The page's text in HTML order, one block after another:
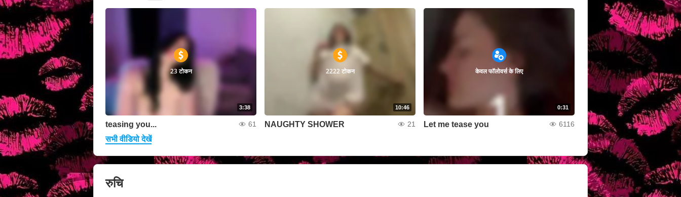
3:38
23 टोकन
teasing you... 61
10:46
2222 टोकन
NAUGHTY SHOWER 21
0:31
केवल फॉलोवर्स के लिए
Let me tease you 6116
सभी वीडियो देखें
रुचि